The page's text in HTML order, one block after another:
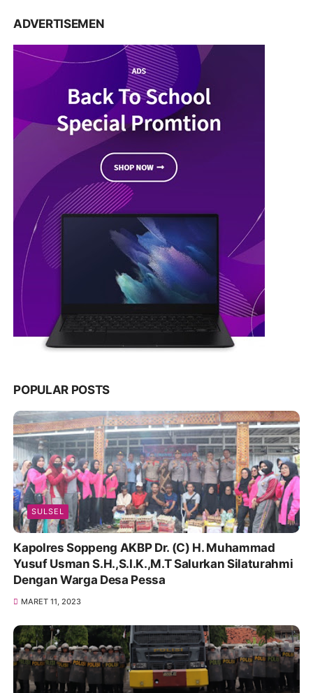
ADVERTISEMEN
POPULAR POSTS
SULSEL
Kapolres Soppeng AKBP Dr. (C) H. Muhammad
Yusuf Usman S.H.,S.I.K.,M.T Salurkan Silaturahmi
Dengan Warga Desa Pessa
MARET 11, 2023